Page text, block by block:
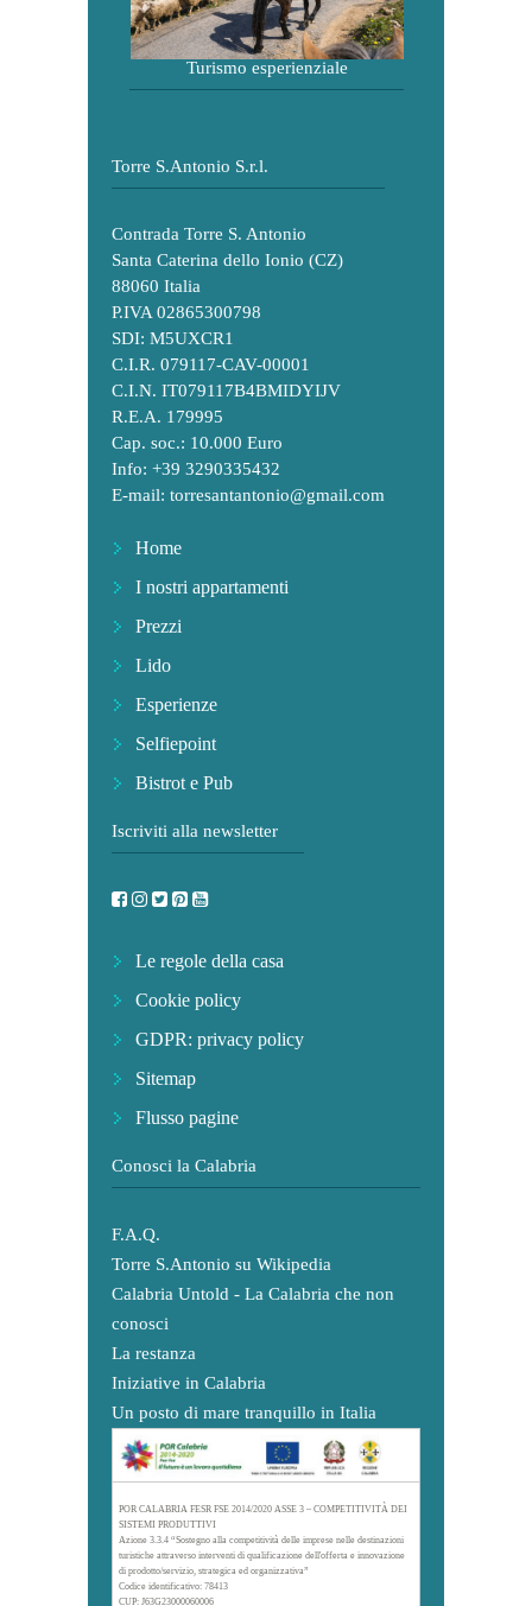
Turismo esperienziale
Torre S.Antonio S.r.l.
Contrada Torre S. Antonio
Santa Caterina dello Ionio (CZ)
88060 Italia
P.IVA 02865300798
SDI: M5UXCR1
C.I.R. 079117-CAV-00001
C.I.N. IT079117B4BMIDYIJV
R.E.A. 179995
Cap. soc.: 10.000 Euro
Info: +39 3290335432
E-mail: torresantantonio@gmail.com
Home
I nostri appartamenti
Prezzi
Lido
Esperienze
Selfiepoint
Bistrot e Pub
Iscriviti alla newsletter
Le regole della casa
Cookie policy
GDPR: privacy policy
Sitemap
Flusso pagine
Conosci la Calabria
F.A.Q.
Torre S.Antonio su Wikipedia
Calabria Untold - La Calabria che non
conosci
La restanza
Iniziative in Calabria
Un posto di mare tranquillo in Italia
POR CALABRIA FESR FSE 2014/2020 ASSE 3 – COMPETITIVITÀ DEI
SISTEMI PRODUTTIVI
Azione 3.3.4 “Sostegno alla competitività delle imprese nelle destinazioni
turistiche attraverso interventi di qualificazione dell'offerta e innovazione
di prodotto/servizio, strategica ed organizzativa”
Codice identificativo: 78413
CUP: J63G23000060006